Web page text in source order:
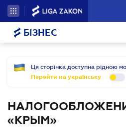
БІЗНЕС
Ця сторінка доступна рідною
Перейти на українську
«КРЫМ»